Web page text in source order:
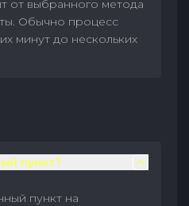
от выбранного метода
Обычно процесс
минут до нескольких
пункт?
пункт на